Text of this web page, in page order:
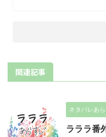
関連記事
ネタバレあ
ラララ番